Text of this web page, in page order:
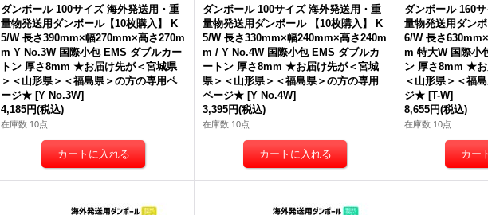
ダンボール 商品名/Y No.3W/
長さ390×幅270×高さ270（m
m）【宅配100サイズ、海外発
送用・重量物発送用、ダブル
カートン（K5/W）、厚さ8m
ダンボール 商品名/Y No.4W/
長さ330×幅240×高さ240（m
m）【宅配100サイズ、海外発
送用・重量物発送用、ダブル
カートン（K5/W）、厚さ8m
長さ
m）
送用
カー
ダンボール 100サイズ 海外発送用・重
量物発送用ダンボール【10枚購入】 K
5/W 長さ390mm×幅270mm×高さ270m
m Y No.3W 国際小包 EMS ダブルカー
トン 厚さ8mm ★お届け先が＜宮城県
＞＜山形県＞＜福島県＞の方の専用ペ
ージ★ [Y No.3W]
4,185円(税込)
在庫数 10点
ダンボール 100サイズ 海外発送用・重
量物発送用ダンボール 【10枚購入】 K
5/W 長さ330mm×幅240mm×高さ240m
m / Y No.4W 国際小包 EMS ダブルカ
ートン 厚さ8mm ★お届け先が＜宮城
県＞＜山形県＞＜福島県＞の方の専用
ページ★ [Y No.4W]
3,395円(税込)
在庫数 10点
ダンボール 160
量物発送用ダン
6/W 長さ
m 特大W 国際小
ン 厚さ8mm ★お
＜山形県＞＜福
ジ★ [T-W]
8,655円(税込)
在庫数 10点